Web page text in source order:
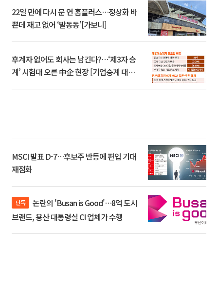
22일 만에 다시 문 연 홈플러스…정상화 바
쁜데 재고 없어 ‘발동동’[가보니]
후계자 없어도 회사는 남긴다?…‘제3자 승
계’ 시험대 오른 中企 현장 [기업승계 대전
MSCI 발표 D-7…후보주 반등에 편입 기대
재점화
단독
브랜드, 용산 대통령실 CI 업체가 수행